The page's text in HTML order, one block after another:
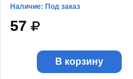
Наличие: Под заказ
57
В корзину